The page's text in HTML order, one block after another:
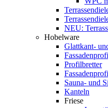
NEU:
Hobelware
Glattkant-
Profilbretter
Sauna- und
Kanteln
Friese